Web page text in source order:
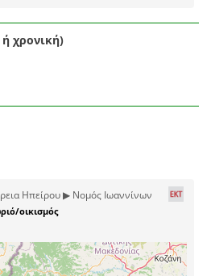
χρονική)
Ηπείρου ▶ Νομός Ιωαννίνων
οικισμός